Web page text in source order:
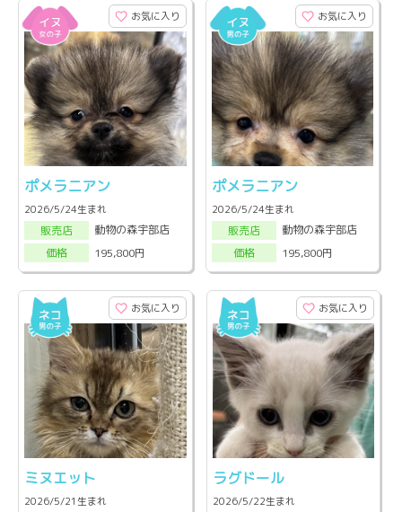
お気に入り
ポメラニアン
2026/5/24生まれ
販売店
動物の森宇部店
価格
195,800円
お気に入り
ポメラニアン
2026/5/24生まれ
販売店
動物の森宇部店
価格
195,800円
お気に入り
ミヌエット
2026/5/21生まれ
お気に入り
ラグドール
2026/5/22生まれ